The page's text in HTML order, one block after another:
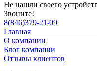
Не нашли своего
Звоните!
8(846)379-21-09
Главная
О компании
Блог компании
Отзывы клиентов